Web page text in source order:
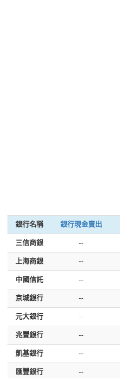
銀行名稱 銀行現金賣出
三信商銀 --
上海商銀 --
中國信託 --
京城銀行 --
元大銀行 --
兆豐銀行 --
凱基銀行 --
匯豐銀行 --